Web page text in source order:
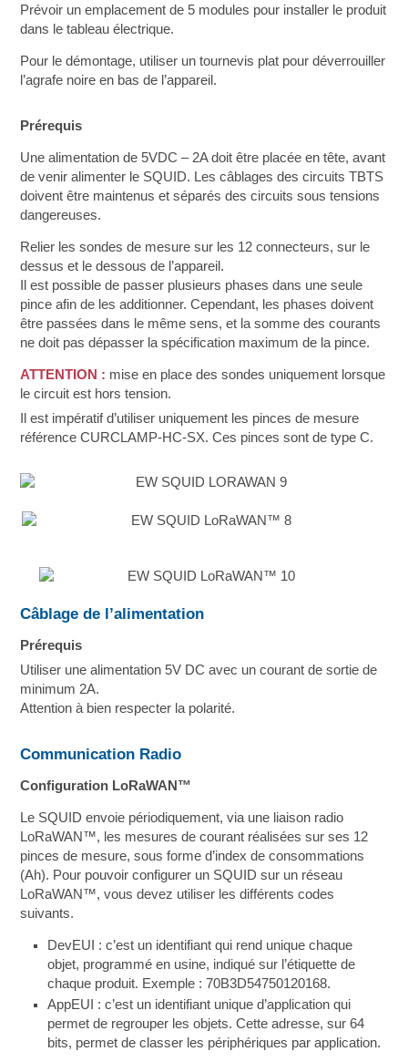
Prévoir un emplacement de 5 modules pour installer le produit
dans le tableau électrique.
Pour le démontage, utiliser un tournevis plat pour déverrouiller
l’agrafe noire en bas de l’appareil.
Prérequis
Une alimentation de 5VDC – 2A doit être placée en tête, avant
de venir alimenter le SQUID. Les câblages des circuits TBTS
doivent être maintenus et séparés des circuits sous tensions
dangereuses.
Relier les sondes de mesure sur les 12 connecteurs, sur le
dessus et le dessous de l’appareil.
Il est possible de passer plusieurs phases dans une seule
pince afin de les additionner. Cependant, les phases doivent
être passées dans le même sens, et la somme des courants
ne doit pas dépasser la spécification maximum de la pince.
ATTENTION : mise en place des sondes uniquement lorsque
le circuit est hors tension.
Il est impératif d’utiliser uniquement les pinces de mesure
référence CURCLAMP-HC-SX. Ces pinces sont de type C.
Câblage de l’alimentation
Prérequis
Utiliser une alimentation 5V DC avec un courant de sortie de
minimum 2A.
Attention à bien respecter la polarité.
Communication Radio
Configuration LoRaWAN™
Le SQUID envoie périodiquement, via une liaison radio
LoRaWAN™, les mesures de courant réalisées sur ses 12
pinces de mesure, sous forme d’index de consommations
(Ah). Pour pouvoir configurer un SQUID sur un réseau
LoRaWAN™, vous devez utiliser les différents codes
suivants.
DevEUI : c’est un identifiant qui rend unique chaque
objet, programmé en usine, indiqué sur l’étiquette de
chaque produit. Exemple : 70B3D54750120168.
AppEUI : c’est un identifiant unique d’application qui
permet de regrouper les objets. Cette adresse, sur 64
bits, permet de classer les périphériques par application.